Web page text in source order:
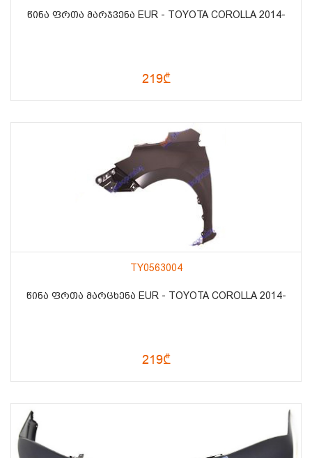
ᲬᲘᲜᲐ ᲤᲠᲗᲐ ᲛᲐᲠᲯᲕᲔᲜᲐ EUR - TOYOTA COROLLA 2014-
219₾
TY0563004
ᲬᲘᲜᲐ ᲤᲠᲗᲐ ᲛᲐᲠᲪᲮᲔᲜᲐ EUR - TOYOTA COROLLA 2014-
219₾